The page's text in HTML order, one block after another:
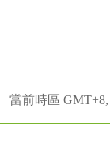
當前時區